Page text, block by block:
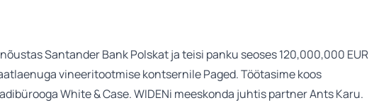
Santander Bank Polskat ja teisi panku seoses 120,000,000 EUR
vineeritootmise kontsernile Paged. Töötasime koos
White & Case. WIDENi meeskonda juhtis partner Ants Karu.